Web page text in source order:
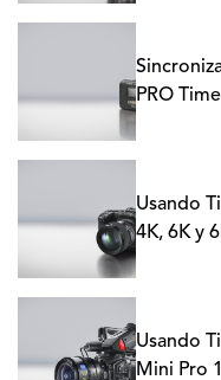
PRO
Usando
4K, 6K y
Usando
Mini Pro